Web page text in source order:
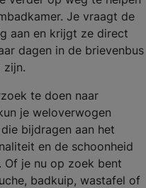
Je vraagt de
aan en krijgt ze direct
dagen in de brievenbus
zijn.
te doen naar
je weloverwogen
bijdragen aan het
en de schoonheid
Of je nu op zoek bent
badkuip, wastafel of